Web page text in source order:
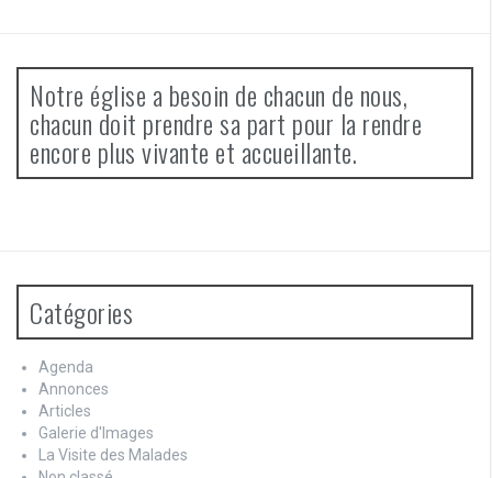
Notre église a besoin de chacun de nous,
chacun doit prendre sa part pour la rendre
encore plus vivante et accueillante.
Catégories
Agenda
Annonces
Articles
Galerie d'Images
La Visite des Malades